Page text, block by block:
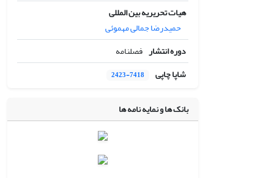
هیات تحریریه بین المللی
حمیدرضا جمالی مهموئی
دوره انتشار فصلنامه
شاپا چاپی
2423-7418
بانک ها و نمایه نامه ها